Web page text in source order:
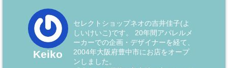
Keiko
セレクトショップネオの吉井佳子(よ
しいけいこ)です。 20年間アパレルメ
ーカーでの企画・デザイナーを経て、
2004年大阪府豊中市にお店をオープ
ンしました。